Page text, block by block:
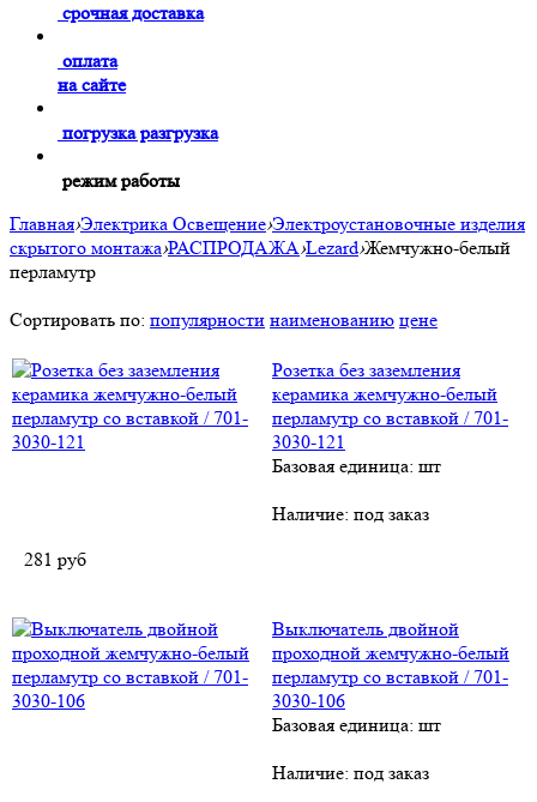
срочная доставка
оплата
на сайте
погрузка разгрузка
режим работы
Главная›Электрика Освещение›Электроустановочные изделия
скрытого монтажа›РАСПРОДАЖА›Lezard›Жемчужно-белый
перламутр
Сортировать по: популярности наименованию цене
Розетка без заземления
керамика жемчужно-белый
перламутр со вставкой / 701-
3030-121
Базовая единица: шт
Наличие: под заказ
281 руб
Выключатель двойной
проходной жемчужно-белый
перламутр со вставкой / 701-
3030-106
Базовая единица: шт
Наличие: под заказ